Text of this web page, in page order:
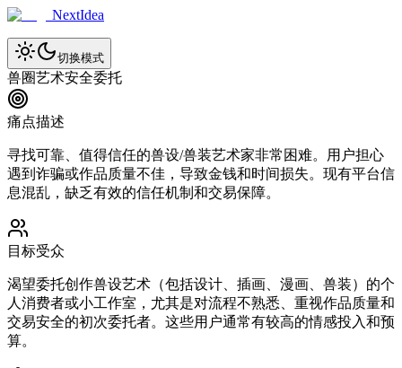
NextIdea
切换模式
兽圈艺术安全委托
痛点描述
寻找可靠、值得信任的兽设/兽装艺术家非常困难。用户担心
遇到诈骗或作品质量不佳，导致金钱和时间损失。现有平台信
息混乱，缺乏有效的信任机制和交易保障。
目标受众
渴望委托创作兽设艺术（包括设计、插画、漫画、兽装）的个
人消费者或小工作室，尤其是对流程不熟悉、重视作品质量和
交易安全的初次委托者。这些用户通常有较高的情感投入和预
算。